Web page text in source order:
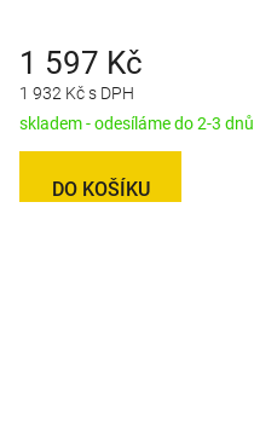
1 932 Kč s DPH
1 597 Kč
skladem - odesíláme do 2-3 dnů
DO KOŠÍKU